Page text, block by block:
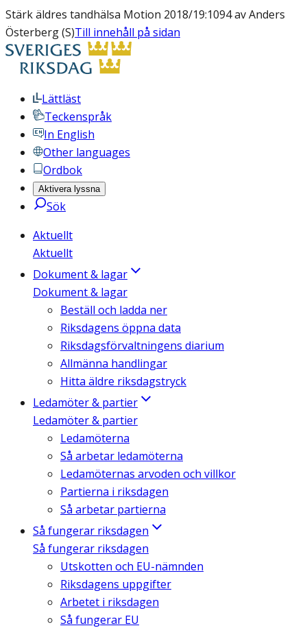
Stärk äldres tandhälsa Motion 2018/19:1094 av Anders
Österberg (S)Till innehåll på sidan
Lättläst
Teckenspråk
In English
Other languages
Ordbok
Aktivera lyssna
Sök
Aktuellt
Aktuellt
Dokument & lagar
Dokument & lagar
Beställ och ladda ner
Riksdagens öppna data
Riksdagsförvaltningens diarium
Allmänna handlingar
Hitta äldre riksdagstryck
Ledamöter & partier
Ledamöter & partier
Ledamöterna
Så arbetar ledamöterna
Ledamöternas arvoden och villkor
Partierna i riksdagen
Så arbetar partierna
Så fungerar riksdagen
Så fungerar riksdagen
Utskotten och EU-nämnden
Riksdagens uppgifter
Arbetet i riksdagen
Så fungerar EU